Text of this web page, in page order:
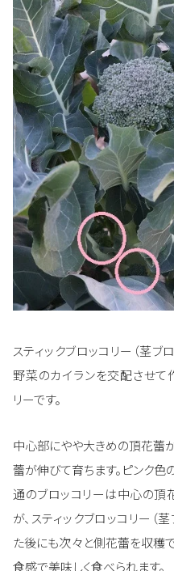
スティックブロッコリー（茎ブ
野菜のカイランを交配させて
リーです。
中心部にやや大きめの頂花蕾
蕾が伸びて育ちます。ピンク
通のブロッコリーは中心の頂
が、スティックブロッコリー（
た後にも次々と側花蕾を収穫
食感で美味しく食べられます。